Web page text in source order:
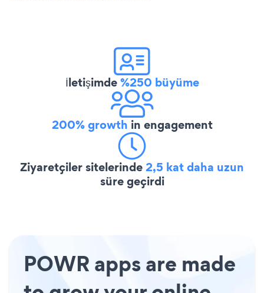
İletişimde%250 büyüme
200% growth in engagement
Ziyaretçiler sitelerinde2,5 kat daha uzun
süre geçirdi
POWR apps are made